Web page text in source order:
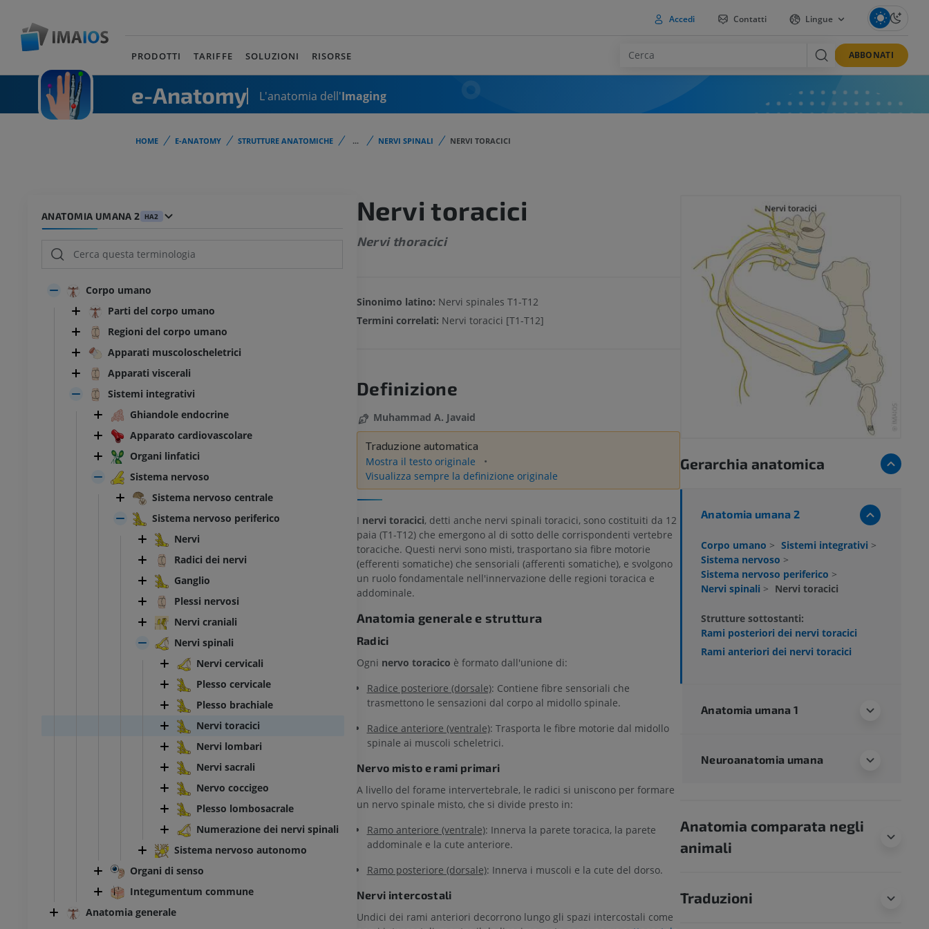
Accedi Contatti Lingue
PRODOTTI TARIFFE SOLUZIONI RISORSE ABBONATI
e-Anatomy L'anatomia dell'Imaging
HOME E-ANATOMY STRUTTURE ANATOMICHE ... NERVI SPINALI NERVI TORACICI
ANATOMIA UMANA 2 HA2
Corpo umano
Parti del corpo umano
Regioni del corpo umano
Apparati muscoloscheletrici
Apparati viscerali
Sistemi integrativi
Ghiandole endocrine
Apparato cardiovascolare
Organi linfatici
Sistema nervoso
Sistema nervoso centrale
Sistema nervoso periferico
Nervi
Radici dei nervi
Ganglio
Plessi nervosi
Nervi craniali
Nervi spinali
Nervi cervicali
Plesso cervicale
Plesso brachiale
Nervi toracici
Nervi lombari
Nervi sacrali
Nervo coccigeo
Plesso lombosacrale
Numerazione dei nervi spinali
Sistema nervoso autonomo
Organi di senso
Integumentum commune
Anatomia generale
Nervi toracici
Nervi thoracici
Sinonimo latino: Nervi spinales T1-T12
Termini correlati: Nervi toracici [T1-T12]
Definizione
Muhammad A. Javaid
Traduzione automatica
Mostra il testo originale
Visualizza sempre la definizione originale
I nervi toracici, detti anche nervi spinali toracici, sono costituiti da 12
paia (T1-T12) che emergono al di sotto delle corrispondenti vertebre
toraciche. Questi nervi sono misti, trasportano sia fibre motorie
(efferenti somatiche) che sensoriali (afferenti somatiche), e svolgono
un ruolo fondamentale nell'innervazione delle regioni toracica e
addominale.
Anatomia generale e struttura
Radici
Ogni nervo toracico è formato dall'unione di:
Radice posteriore (dorsale): Contiene fibre sensoriali che
trasmettono le sensazioni dal corpo al midollo spinale.
Radice anteriore (ventrale): Trasporta le fibre motorie dal midollo
spinale ai muscoli scheletrici.
Nervo misto e rami primari
A livello del forame intervertebrale, le radici si uniscono per formare
un nervo spinale misto, che si divide presto in:
Ramo anteriore (ventrale): Innerva la parete toracica, la parete
addominale e la cute anteriore.
Ramo posteriore (dorsale): Innerva i muscoli e la cute del dorso.
Nervi intercostali
Undici dei rami anteriori decorrono lungo gli spazi intercostali come
Gerarchia anatomica
Anatomia umana 2
Corpo umano > Sistemi integrativi >
Sistema nervoso >
Sistema nervoso periferico >
Nervi spinali > Nervi toracici
Strutture sottostanti:
Rami posteriori dei nervi toracici
Rami anteriori dei nervi toracici
Anatomia umana 1
Neuroanatomia umana
Anatomia comparata negli
animali
Traduzioni